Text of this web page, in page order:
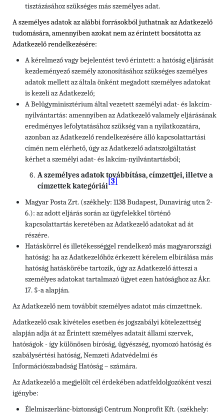
tisztázásához szükséges más személyes adat.
A személyes adatok az alábbi forrásokból juthatnak az Adatkezelő
tudomására, amennyiben azokat nem az érintett bocsátotta az
Adatkezelő rendelkezésére:
A kérelmező vagy bejelentést tevő érintett: a hatóság eljárását
kezdeményező személy azonosításához szükséges személyes
adatok mellett az általa önként megadott személyes adatokat
is kezeli az Adatkezelő;
A Belügyminisztérium által vezetett személyi adat- és lakcím-
nyilvántartás: amennyiben az Adatkezelő valamely eljárásának
eredményes lefolytatásához szükség van a nyilatkozatára,
azonban az Adatkezelő rendelkezésére álló kapcsolattartási
címén nem elérhető, úgy az Adatkezelő adatszolgáltatást
kérhet a személyi adat- és lakcím-nyilvántartásból;
A személyes adatok továbbítása, címzettjei, illetve a
címzettek kategóriái
[3]
Magyar Posta Zrt. (székhely: 1138 Budapest, Dunavirág utca 2-
6.): az adott eljárás során az ügyfelekkel történő
kapcsolattartás keretében az Adatkezelő adatokat ad át
részére.
Hatáskörrel és illetékességgel rendelkező más magyarországi
hatóság: ha az Adatkezelőhöz érkezett kérelem elbírálása más
hatóság hatáskörébe tartozik, úgy az Adatkezelő átteszi a
személyes adatokat tartalmazó ügyet ezen hatósághoz az Ákr.
17. §-a alapján.
Az Adatkezelő nem továbbít személyes adatot más címzettnek.
Adatkezelő csak kivételes esetben és jogszabályi kötelezettség
alapján adja át az Érintett személyes adatait állami szervek,
hatóságok - így különösen bíróság, ügyészség, nyomozó hatóság és
szabálysértési hatóság, Nemzeti Adatvédelmi és
Információszabadság Hatóság – számára.
Az Adatkezelő a megjelölt cél érdekében adatfeldolgozóként veszi
igénybe:
Élelmiszerlánc-biztonsági Centrum Nonprofit Kft. (székhely: